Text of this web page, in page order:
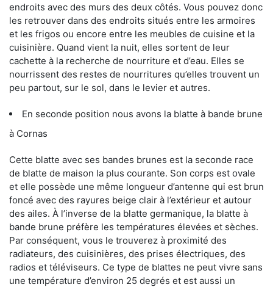
endroits avec des murs des deux côtés. Vous pouvez donc
les retrouver dans des endroits situés entre les armoires
et les frigos ou encore entre les meubles de cuisine et la
cuisinière. Quand vient la nuit, elles sortent de leur
cachette à la recherche de nourriture et d’eau. Elles se
nourrissent des restes de nourritures qu’elles trouvent un
peu partout, sur le sol, dans le levier et autres.
En seconde position nous avons la blatte à bande brune
à Cornas
Cette blatte avec ses bandes brunes est la seconde race
de blatte de maison la plus courante. Son corps est ovale
et elle possède une même longueur d’antenne qui est brun
foncé avec des rayures beige clair à l’extérieur et autour
des ailes. À l’inverse de la blatte germanique, la blatte à
bande brune préfère les températures élevées et sèches.
Par conséquent, vous le trouverez à proximité des
radiateurs, des cuisinières, des prises électriques, des
radios et téléviseurs. Ce type de blattes ne peut vivre sans
une température d’environ 25 degrés et est aussi un